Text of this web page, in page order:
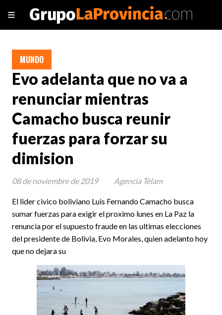
Evo adelanta que no va a
renunciar mientras
Camacho busca reunir
fuerzas para forzar su
dimision
El lider civico boliviano Luis Fernando Camacho busca
sumar fuerzas para exigir el proximo lunes en La Paz la
renuncia por el supuesto fraude en las ultimas elecciones
del presidente de Bolivia, Evo Morales, quien adelanto hoy
que no dejara su
MUNDO
08 de noviembre de 2019 Agencia Télam